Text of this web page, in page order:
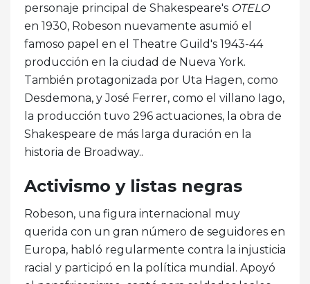
personaje principal de Shakespeare's OTELO
en 1930, Robeson nuevamente asumió el
famoso papel en el Theatre Guild's 1943-44
producción en la ciudad de Nueva York.
También protagonizada por Uta Hagen, como
Desdemona, y José Ferrer, como el villano Iago,
la producción tuvo 296 actuaciones, la obra de
Shakespeare de más larga duración en la
historia de Broadway..
Activismo y listas negras
Robeson, una figura internacional muy
querida con un gran número de seguidores en
Europa, habló regularmente contra la injusticia
racial y participó en la política mundial. Apoyó